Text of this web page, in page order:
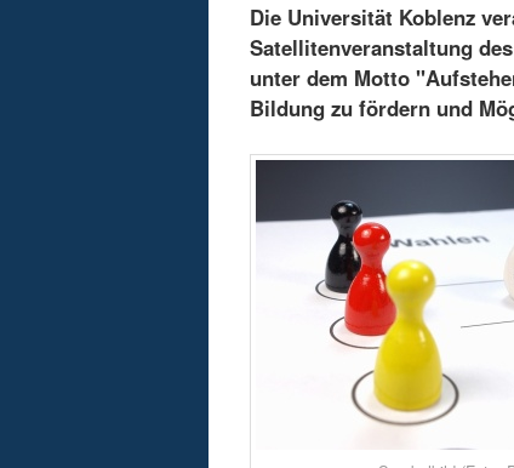
Die Universität Koblenz
Satellitenveranstaltung
unter dem Motto
Bildung zu fördern und